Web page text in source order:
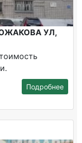
УЛ,
Подробнее